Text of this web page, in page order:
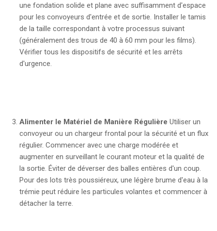
une fondation solide et plane avec suffisamment d'espace
pour les convoyeurs d'entrée et de sortie. Installer le tamis
de la taille correspondant à votre processus suivant
(généralement des trous de 40 à 60 mm pour les films).
Vérifier tous les dispositifs de sécurité et les arrêts
d'urgence.
Alimenter le Matériel de Manière Régulière Utiliser un
convoyeur ou un chargeur frontal pour la sécurité et un flux
régulier. Commencer avec une charge modérée et
augmenter en surveillant le courant moteur et la qualité de
la sortie. Éviter de déverser des balles entières d'un coup.
Pour des lots très poussiéreux, une légère brume d'eau à la
trémie peut réduire les particules volantes et commencer à
détacher la terre.